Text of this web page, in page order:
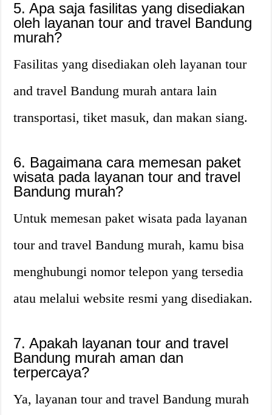
5. Apa saja fasilitas yang disediakan
oleh layanan tour and travel Bandung
murah?
Fasilitas yang disediakan oleh layanan tour
and travel Bandung murah antara lain
transportasi, tiket masuk, dan makan siang.
6. Bagaimana cara memesan paket
wisata pada layanan tour and travel
Bandung murah?
Untuk memesan paket wisata pada layanan
tour and travel Bandung murah, kamu bisa
menghubungi nomor telepon yang tersedia
atau melalui website resmi yang disediakan.
7. Apakah layanan tour and travel
Bandung murah aman dan
terpercaya?
Ya, layanan tour and travel Bandung murah